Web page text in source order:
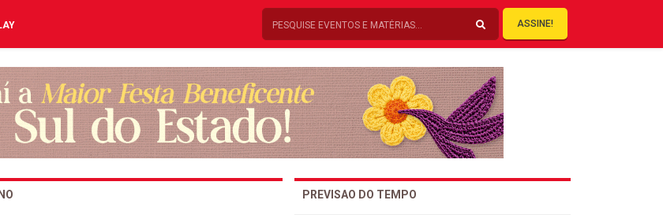
ASSINE!
PREVISAO DO TEMPO